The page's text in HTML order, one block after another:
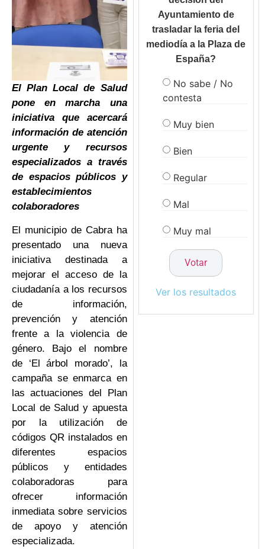
El Plan Local de Salud
pone en marcha una
iniciativa que acercará
información de atención
urgente y recursos
especializados a través
de espacios públicos y
establecimientos
colaboradores
El municipio de Cabra ha
presentado una nueva
iniciativa destinada a
mejorar el acceso de la
ciudadanía a los recursos
de información,
prevención y atención
frente a la violencia de
género. Bajo el nombre
de ‘El árbol morado’, la
campaña se enmarca en
las actuaciones del Plan
Local de Salud y apuesta
por la utilización de
códigos QR instalados en
diferentes espacios
públicos y entidades
colaboradoras para
ofrecer información
inmediata sobre servicios
de apoyo y atención
especializada.
Ayuntamiento de
trasladar la feria del
mediodía a la Plaza de
España?
No sabe / No
contesta
Muy bien
Bien
Regular
Mal
Muy mal
Ver los resultados